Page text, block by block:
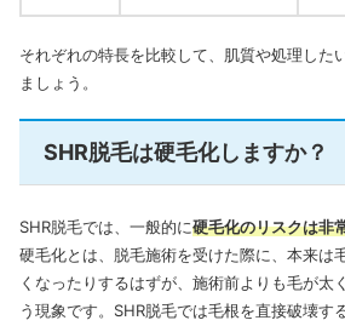
それぞれの特長を比較して、肌質や処理した
ましょう。
SHR脱毛は硬毛化しますか？
SHR脱毛では、一般的に硬毛化のリスクは非
硬毛化とは、脱毛施術を受けた際に、本来は
くなったりするはずが、施術前よりも毛が太
う現象です。SHR脱毛では毛根を直接破壊す